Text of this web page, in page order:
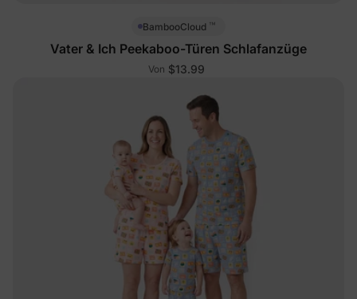
BambooCloud ™
Vater & Ich Peekaboo-Türen Schlafanzüge
Von $13.99